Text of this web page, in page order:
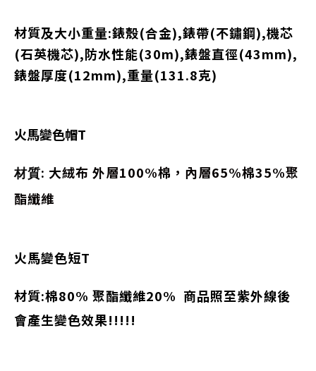
材質及大小重量:錶殼(合金),錶帶(不鏽鋼),機芯
(石英機芯),防水性能(30m),錶盤直徑(43mm),
錶盤厚度(12mm),重量(131.8克)
火馬變色帽T
材質: 大絨布 外層100%棉，內層65%棉35%聚
酯纖維
火馬變色短T
材質:棉80% 聚酯纖維20% 商品照至紫外線後
會產生變色效果!!!!!